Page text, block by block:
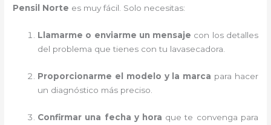
Pensil Norte es muy fácil. Solo necesitas:
Llamarme o enviarme un mensaje con los detalles
del problema que tienes con tu lavasecadora.
Proporcionarme el modelo y la marca para hacer
un diagnóstico más preciso.
Confirmar una fecha y hora que te convenga para